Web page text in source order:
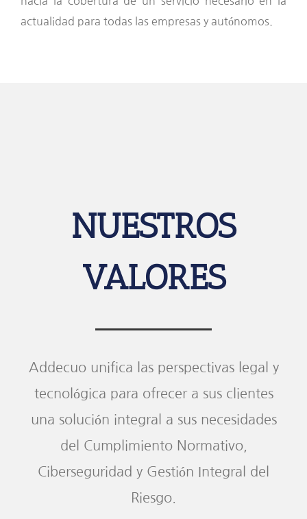
actualidad para todas las empresas y autónomos.
NUESTROS
VALORES
Addecuo unifica las perspectivas legal y
tecnológica para ofrecer a sus clientes
una solución integral a sus necesidades
del Cumplimiento Normativo,
Ciberseguridad y Gestión Integral del
Riesgo.